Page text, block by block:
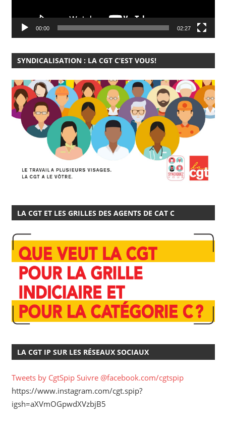
00:00 02:27
SYNDICALISATION : LA CGT C’EST VOUS!
LA CGT ET LES GRILLES DES AGENTS DE CAT C
LA CGT IP SUR LES RÉSEAUX SOCIAUX
Tweets by CgtSpip Suivre @facebook.com/cgtspip
https://www.instagram.com/cgt.spip?
igsh=aXVmOGpwdXVzbjB5